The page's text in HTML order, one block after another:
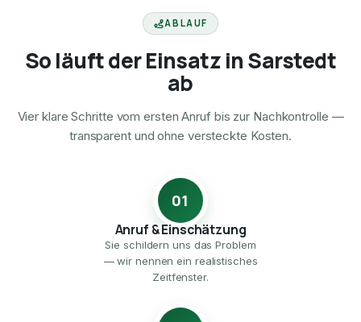
ABLAUF
So läuft der Einsatz in Sarstedt
ab
Vier klare Schritte vom ersten Anruf bis zur Nachkontrolle —
transparent und ohne versteckte Kosten.
01
Anruf & Einschätzung
Sie schildern uns das Problem
— wir nennen ein realistisches
Zeitfenster.